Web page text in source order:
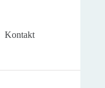
Kontakt